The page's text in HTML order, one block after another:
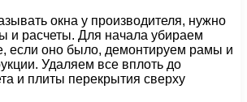
окна у производителя, нужно
и расчеты. Для начала убираем
если оно было, демонтируем рамы и
Удаляем все вплоть до
и плиты перекрытия сверху